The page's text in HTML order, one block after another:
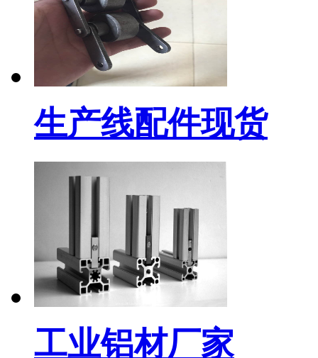
生产线配件现货
工业铝材厂家